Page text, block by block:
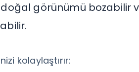
görünümü bozabilir
kolaylaştırır: